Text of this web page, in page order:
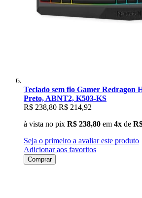
Teclado sem fio Gamer Redragon
Preto, ABNT2, K503-KS
R$ 238,80 R$ 214,92
à vista no pix R$ 238,80 em 4x de
Seja o primeiro a avaliar este produto
Adicionar aos favoritos
Comprar